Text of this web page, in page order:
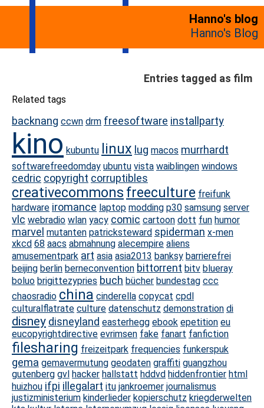
Hanno's blog
Hanno's Blog
Entries tagged as film
Related tags
backnang ccwn drm freesoftware installparty
kino kubuntu linux lug macos murrhardt
softwarefreedomday ubuntu vista waiblingen windows
cedric copyright corruptibles
creativecommons freeculture freifunk
hardware iromance laptop modding p30 samsung server
vlc webradio wlan yacy comic cartoon dott fun humor
marvel mutanten patricksteward spiderman x-men
xkcd 68 aacs abmahnung alecempire aliens
amusementpark art asia asia2013 banksy barrierefrei
beijing berlin berneconvention bittorrent bitv blueray
boluo brigittezypries buch bücher bundestag ccc
chaosradio china cinderella copycat cpdl
culturalflatrate culture datenschutz demonstration di
disney disneyland easterhegg ebook epetition eu
eucopyrightdirective evrimsen fake fanart fanfiction
filesharing freizeitpark frequencies funkerspuk
gema gemavermutung geodaten graffiti guangzhou
gutenberg gvl hacker hallstatt hddvd hiddenfrontier html
huizhou ifpi illegalart itu jankroemer journalismus
justizministerium kinderlieder kopierschutz kriegderwelten